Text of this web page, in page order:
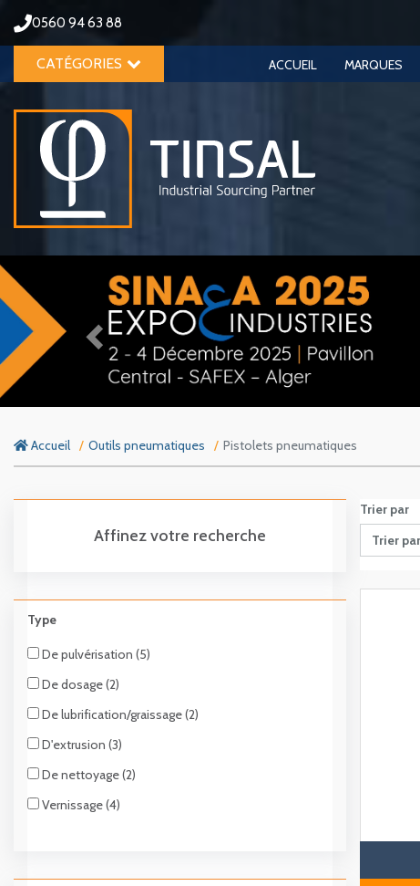
0560 94 63 88
CATÉGORIES ACCUEIL MARQUES
Previous
Accueil Outils pneumatiques Pistolets pneumatiques
Affinez votre recherche
Type
De pulvérisation (5)
De dosage (2)
De lubrification/graissage (2)
D'extrusion (3)
De nettoyage (2)
Vernissage (4)
Trier par
Trier par